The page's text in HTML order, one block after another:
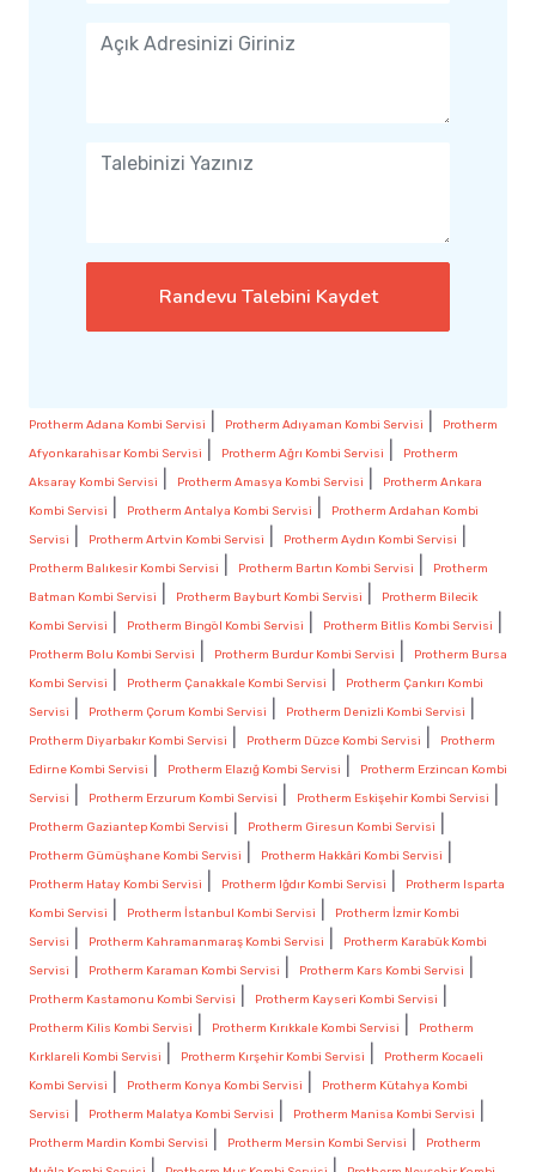
Randevu Talebini Kaydet
Protherm Adana Kombi Servisi Protherm Adıyaman Kombi Servisi
Protherm
Afyonkarahisar Kombi Servisi
Protherm Ağrı Kombi Servisi
Protherm
Aksaray Kombi Servisi
Protherm Amasya Kombi Servisi
Protherm Ankara
Kombi Servisi
Protherm Antalya Kombi Servisi
Protherm Ardahan Kombi
Servisi
Protherm Artvin Kombi Servisi Protherm Aydın Kombi Servisi
Protherm Balıkesir Kombi Servisi Protherm Bartın Kombi Servisi
Protherm
Batman Kombi Servisi
Protherm Bayburt Kombi Servisi
Protherm Bilecik
Kombi Servisi
Protherm Bingöl Kombi Servisi Protherm Bitlis Kombi Servisi
Protherm Bolu Kombi Servisi Protherm Burdur Kombi Servisi
Protherm Bursa
Kombi Servisi
Protherm Çanakkale Kombi Servisi
Protherm Çankırı Kombi
Servisi
Protherm Çorum Kombi Servisi Protherm Denizli Kombi Servisi
Protherm Diyarbakır Kombi Servisi Protherm Düzce Kombi Servisi
Protherm
Edirne Kombi Servisi
Protherm Elazığ Kombi Servisi
Protherm Erzincan Kombi
Servisi
Protherm Erzurum Kombi Servisi Protherm Eskişehir Kombi Servisi
Protherm Gaziantep Kombi Servisi Protherm Giresun Kombi Servisi
Protherm Gümüşhane Kombi Servisi Protherm Hakkâri Kombi Servisi
Protherm Hatay Kombi Servisi Protherm Iğdır Kombi Servisi
Protherm Isparta
Kombi Servisi
Protherm İstanbul Kombi Servisi
Protherm İzmir Kombi
Servisi
Protherm Kahramanmaraş Kombi Servisi
Protherm Karabük Kombi
Servisi
Protherm Karaman Kombi Servisi Protherm Kars Kombi Servisi
Protherm Kastamonu Kombi Servisi Protherm Kayseri Kombi Servisi
Protherm Kilis Kombi Servisi Protherm Kırıkkale Kombi Servisi
Protherm
Kırklareli Kombi Servisi
Protherm Kırşehir Kombi Servisi
Protherm Kocaeli
Kombi Servisi
Protherm Konya Kombi Servisi
Protherm Kütahya Kombi
Servisi
Protherm Malatya Kombi Servisi Protherm Manisa Kombi Servisi
Protherm Mardin Kombi Servisi Protherm Mersin Kombi Servisi
Protherm